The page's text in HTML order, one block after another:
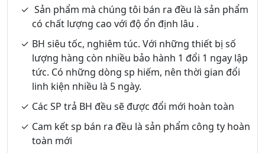
Sản phẩm mà chúng tôi bán ra đều là sản phẩm
có chất lượng cao với độ ổn định lâu .
BH siêu tốc, nghiêm túc. Với những thiết bị số
lượng hàng còn nhiều bảo hành 1 đổi 1 ngay lập
tức. Có những dòng sp hiếm, nên thời gian đổi
linh kiện nhiều là 5 ngày.
Các SP trả BH đều sẽ được đổi mới hoàn toàn
Cam kết sp bán ra đều là sản phẩm công ty hoàn
toàn mới